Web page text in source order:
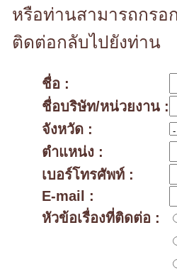
หรือท่านสามารถกรอ
ติดต่อกลับไปยังท่าน
ชื่อ :
ชื่อบริษัท/หน่วยงาน :
จังหวัด :
ตำแหน่ง :
เบอร์โทรศัพท์ :
E-mail :
หัวข้อเรื่องที่ติดต่อ :